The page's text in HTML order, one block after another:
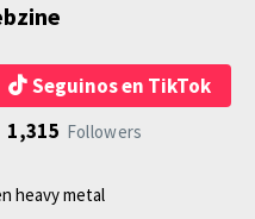
Seguinos en TikTok
1,315 Followers
heavy metal